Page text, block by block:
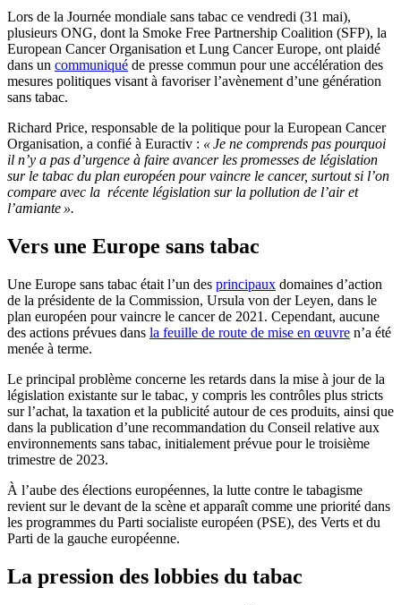
Lors de la Journée mondiale sans tabac ce vendredi (31 mai),
plusieurs ONG, dont la Smoke Free Partnership Coalition (SFP), la
European Cancer Organisation et Lung Cancer Europe, ont plaidé
dans un communiqué de presse commun pour une accélération des
mesures politiques visant à favoriser l’avènement d’une génération
sans tabac.
Richard Price, responsable de la politique pour la European Cancer
Organisation, a confié à Euractiv : « Je ne comprends pas pourquoi
il n’y a pas d’urgence à faire avancer les promesses de législation
sur le tabac du plan européen pour vaincre le cancer, surtout si l’on
compare avec la récente législation sur la pollution de l’air et
l’amiante ».
Vers une Europe sans tabac
Une Europe sans tabac était l’un des principaux domaines d’action
de la présidente de la Commission, Ursula von der Leyen, dans le
plan européen pour vaincre le cancer de 2021. Cependant, aucune
des actions prévues dans la feuille de route de mise en œuvre n’a été
menée à terme.
Le principal problème concerne les retards dans la mise à jour de la
législation existante sur le tabac, y compris les contrôles plus stricts
sur l’achat, la taxation et la publicité autour de ces produits, ainsi que
dans la publication d’une recommandation du Conseil relative aux
environnements sans tabac, initialement prévue pour le troisième
trimestre de 2023.
À l’aube des élections européennes, la lutte contre le tabagisme
revient sur le devant de la scène et apparaît comme une priorité dans
les programmes du Parti socialiste européen (PSE), des Verts et du
Parti de la gauche européenne.
La pression des lobbies du tabac